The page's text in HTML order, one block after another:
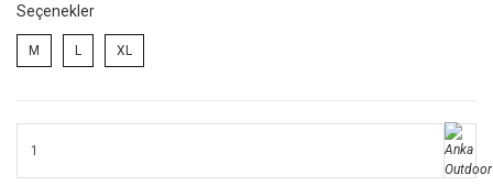
Seçenekler
M L XL